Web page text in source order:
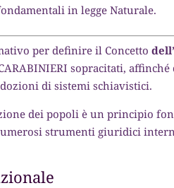
in legge Naturale.
per definire il Concetto
sopracitati,
di sistemi schiavistici.
dei popoli è un principio
strumenti giuridici